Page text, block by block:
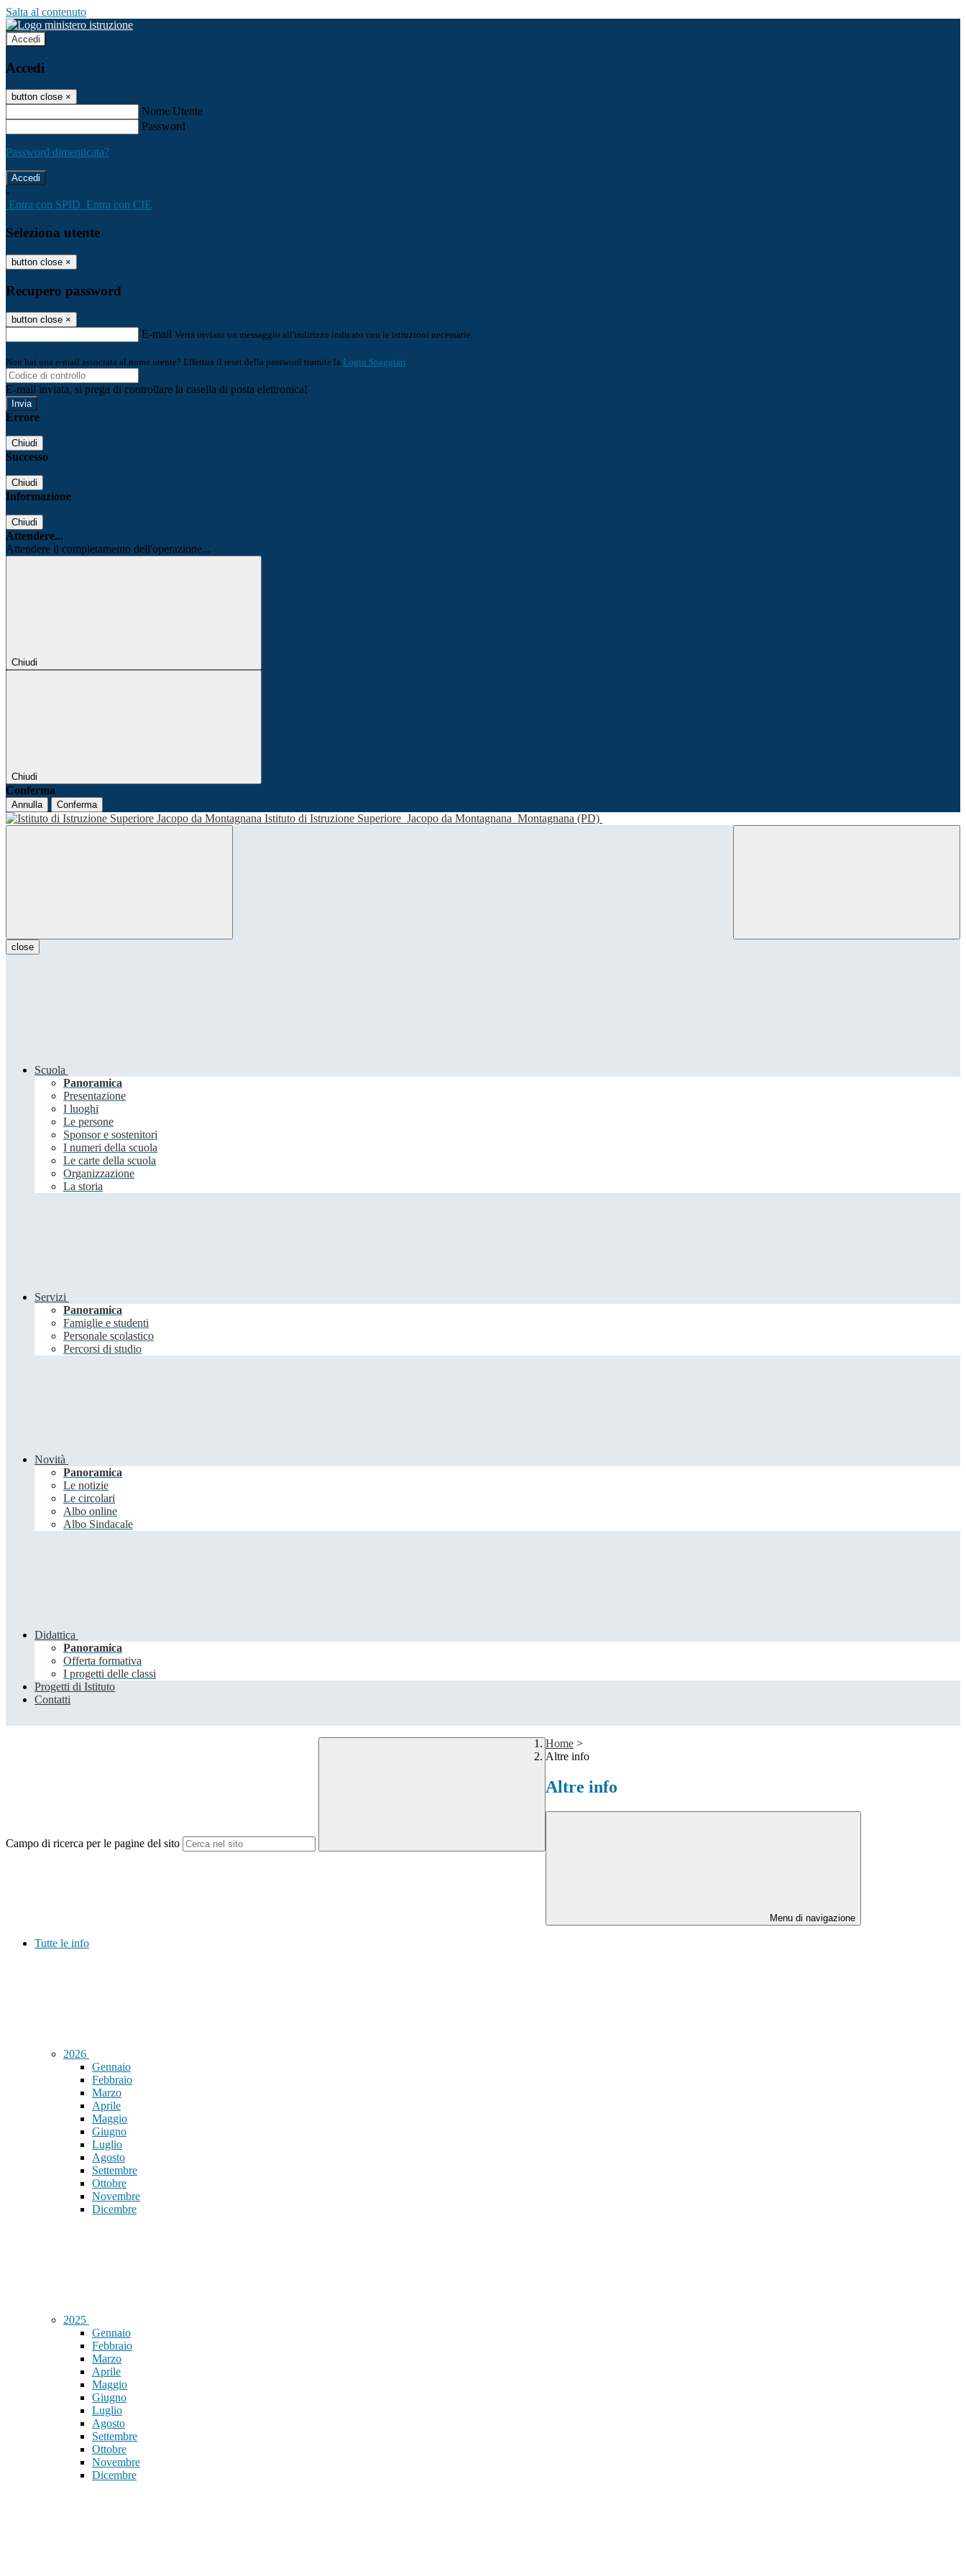
Salta al contenuto
Accedi
Accedi
button close ×
Nome Utente
Password
Password dimenticata?
-
Entra con SPID Entra con CIE
Seleziona utente
button close ×
Recupero password
button close ×
E-mail Verrà inviato un messaggio all'indirizzo indicato con le istruzioni necessarie.
Non hai una e-mail associata al nome utente? Effettua il reset della password tramite la Login Spaggiari
E-mail inviata, si prega di controllare la casella di posta elettronica!
Errore
Chiudi
Successo
Chiudi
Informazione
Chiudi
Attendere...
Attendere il completamento dell'operazione...
Chiudi
Chiudi
Conferma
Annulla Conferma
Istituto di Istruzione Superiore Jacopo da Montagnana Montagnana (PD)
close
Scuola
Panoramica
Presentazione
I luoghi
Le persone
Sponsor e sostenitori
I numeri della scuola
Le carte della scuola
Organizzazione
La storia
Servizi
Panoramica
Famiglie e studenti
Personale scolastico
Percorsi di studio
Novità
Panoramica
Le notizie
Le circolari
Albo online
Albo Sindacale
Didattica
Panoramica
Offerta formativa
I progetti delle classi
Progetti di Istituto
Contatti
Campo di ricerca per le pagine del sito
Home >
Altre info
Altre info
Menu di navigazione
Tutte le info
2026
Gennaio
Febbraio
Marzo
Aprile
Maggio
Giugno
Luglio
Agosto
Settembre
Ottobre
Novembre
Dicembre
2025
Gennaio
Febbraio
Marzo
Aprile
Maggio
Giugno
Luglio
Agosto
Settembre
Ottobre
Novembre
Dicembre